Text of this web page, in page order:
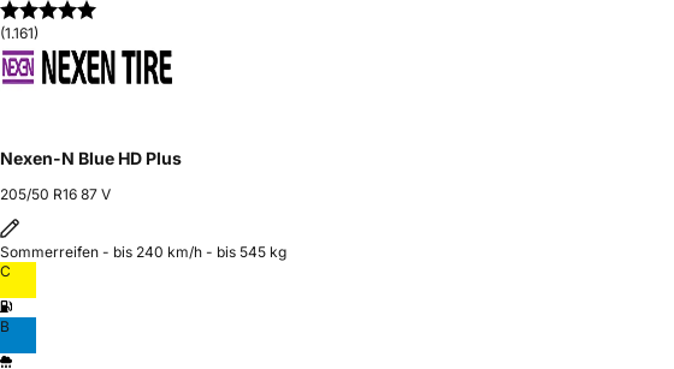
(1.161)
Nexen-N Blue HD Plus
205/50 R16 87 V
Sommerreifen - bis 240 km/h - bis 545 kg
C
B